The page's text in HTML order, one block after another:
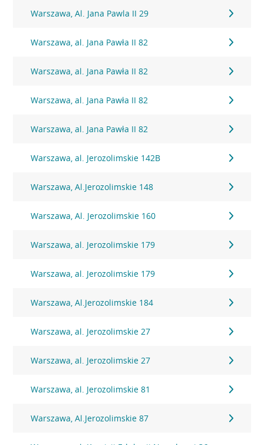
Warszawa, Al. Jana Pawla II 29
Warszawa, al. Jana Pawła II 82
Warszawa, al. Jana Pawła II 82
Warszawa, al. Jana Pawła II 82
Warszawa, al. Jana Pawła II 82
Warszawa, al. Jerozolimskie 142B
Warszawa, Al.Jerozolimskie 148
Warszawa, Al. Jerozolimskie 160
Warszawa, al. Jerozolimskie 179
Warszawa, al. Jerozolimskie 179
Warszawa, Al.Jerozolimskie 184
Warszawa, al. Jerozolimskie 27
Warszawa, al. Jerozolimskie 27
Warszawa, al. Jerozolimskie 81
Warszawa, Al.Jerozolimskie 87